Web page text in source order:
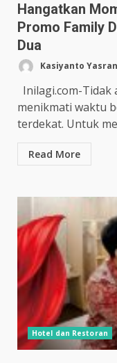
Hangatkan
Promo Family
Dua
Kasiyanto Yasran
Inilagi.com-Tidak
menikmati waktu
terdekat. Untuk
Read More
Hotel dan Restoran